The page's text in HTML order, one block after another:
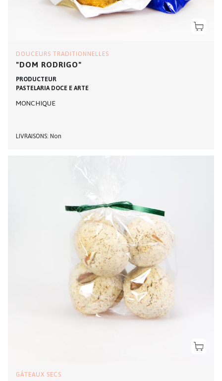
DOUCEURS TRADITIONNELLES
"DOM RODRIGO"
PRODUCTEUR
PASTELARIA DOCE E ARTE
MONCHIQUE
LIVRAISONS Non
GÂTEAUX SECS